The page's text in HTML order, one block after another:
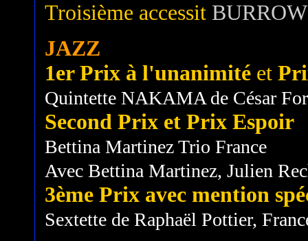
Troisième accessit
JAZZ
1er Prix à l'unanimité et
Quintette NAKAMA de César
Second Prix et Prix Espoir
Bettina Martinez Trio France
Avec Bettina Martinez, Julien
3ème Prix avec mention
Sextette de Raphaël Pottier,